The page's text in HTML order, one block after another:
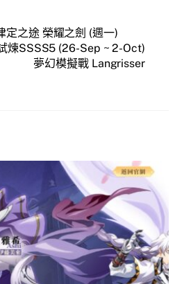
定之途 榮耀之劍 (週一)
煉SSSS5 (26-Sep ~ 2-Oct)
夢幻模擬戰 Langrisser